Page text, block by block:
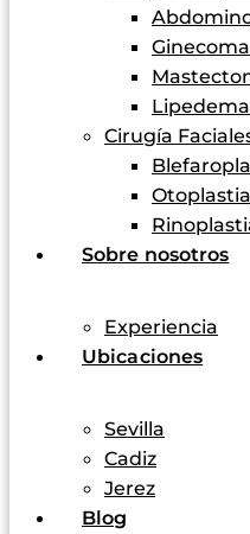
Lipedema
Cirugía
Otoplastia
Sobre nosotros
Experiencia
Ubicaciones
Sevilla
Cadiz
Jerez
Blog